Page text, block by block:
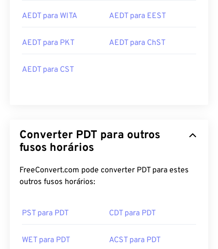
AEDT para WITA AEDT para EEST
AEDT para PKT AEDT para ChST
AEDT para CST
Converter PDT para outros
fusos horários
FreeConvert.com pode converter PDT para estes
outros fusos horários:
PST para PDT CDT para PDT
WET para PDT ACST para PDT